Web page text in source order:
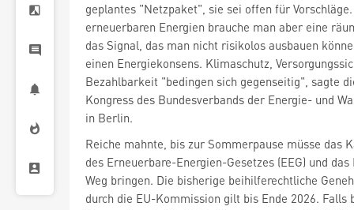
geplantes "Netzpaket", sie sei offen für
erneuerbaren Energien brauche man aber eine
das Signal, das man nicht risikolos ausbauen
einen Energiekonsens. Klimaschutz,
Bezahlbarkeit "bedingen sich gegenseitig", sagte
Kongress des Bundesverbands der Energie- und
in Berlin.
Reiche mahnte, bis zur Sommerpause müsse das
des Erneuerbare-Energien-Gesetzes (EEG) und
Weg bringen. Die bisherige beihilferechtliche
durch die EU-Kommission gilt bis Ende 2026. Falls